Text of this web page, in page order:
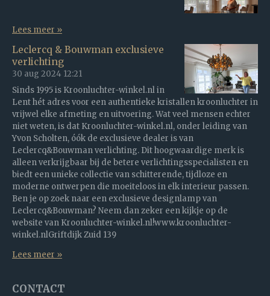
Lees meer »
Leclercq & Bouwman exclusieve
verlichting
30 aug 2024 12:21
Sinds 1995 is Kroonluchter-winkel.nl in
Lent hét adres voor een authentieke kristallen kroonluchter in
vrijwel elke afmeting en uitvoering. Wat veel mensen echter
niet weten, is dat Kroonluchter-winkel.nl, onder leiding van
Yvon Scholten, óók de exclusieve dealer is van
Leclercq&Bouwman verlichting. Dit hoogwaardige merk is
alleen verkrijgbaar bij de betere verlichtingsspecialisten en
biedt een unieke collectie van schitterende, tijdloze en
moderne ontwerpen die moeiteloos in elk interieur passen.
Ben je op zoek naar een exclusieve designlamp van
Leclercq&Bouwman? Neem dan zeker een kijkje op de
website van Kroonluchter-winkel.nl!www.kroonluchter-
winkel.nlGriftdijk Zuid 139
Lees meer »
CONTACT